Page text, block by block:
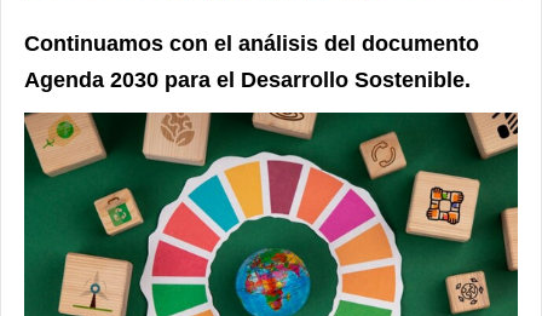
Continuamos con el análisis del documento
Agenda 2030 para el Desarrollo Sostenible.